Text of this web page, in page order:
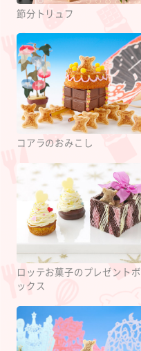
節分トリュフ
コアラのおみこし
ロッテお菓子のプレゼントボ
ックス